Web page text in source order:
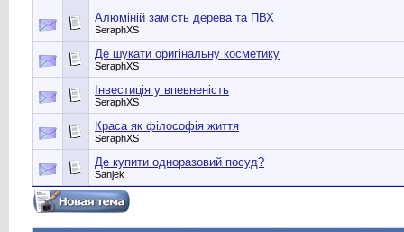
Алюміній замість дерева та ПВХ
SeraphXS
Де шукати оригінальну косметику
SeraphXS
Інвестиція у впевненість
SeraphXS
Краса як філософія життя
SeraphXS
Де купити одноразовий посуд?
Sanjek